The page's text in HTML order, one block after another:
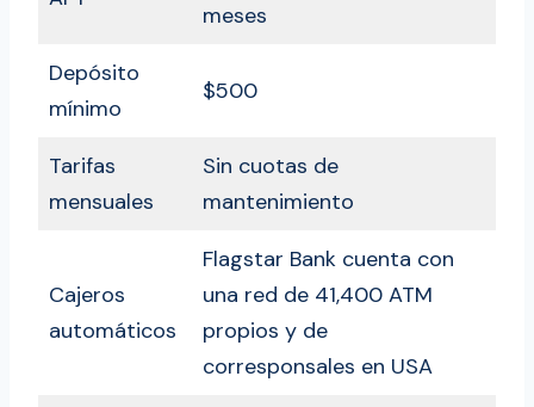
meses
Depósito
mínimo
$500
Tarifas
mensuales
Sin cuotas de
mantenimiento
Cajeros
automáticos
Flagstar Bank cuenta con
una red de 41,400 ATM
propios y de
corresponsales en USA